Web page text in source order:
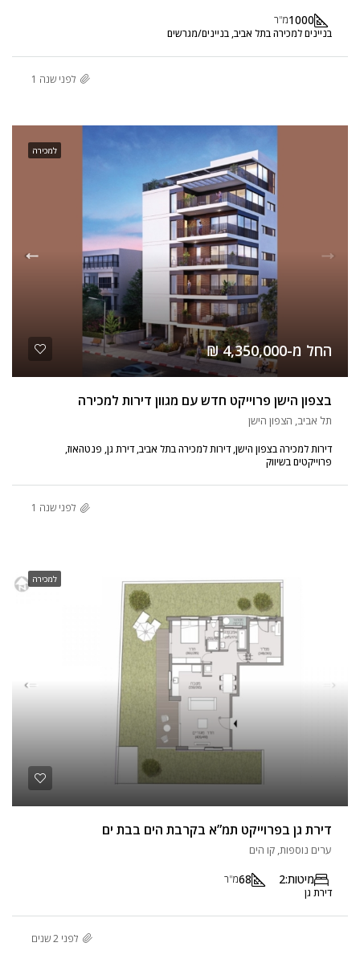
1000מ"ר
בניינים למכירה בתל אביב, בניינים/מגרשים
לפני שנה 1
למכירה
החל מ-4,350,000 ₪
בצפון הישן פרוייקט חדש עם מגוון דירות למכירה
תל אביב, הצפון הישן
דירות למכירה בצפון הישן, דירות למכירה בתל אביב, דירת גן, פנטהאוז,
פרוייקטים בשיווק
לפני שנה 1
למכירה
דירת גן בפרוייקט תמ”א בקרבת הים בבת ים
ערים נוספות, קו הים
מיטות:2
68מ"ר
דירת גן
לפני 2 שנים